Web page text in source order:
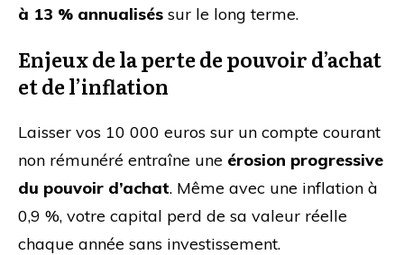
à 13 % annualisés sur le long terme.
Enjeux de la perte de pouvoir d’achat
et de l’inflation
Laisser vos 10 000 euros sur un compte courant
non rémunéré entraîne une érosion progressive
du pouvoir d’achat. Même avec une inflation à
0,9 %, votre capital perd de sa valeur réelle
chaque année sans investissement.